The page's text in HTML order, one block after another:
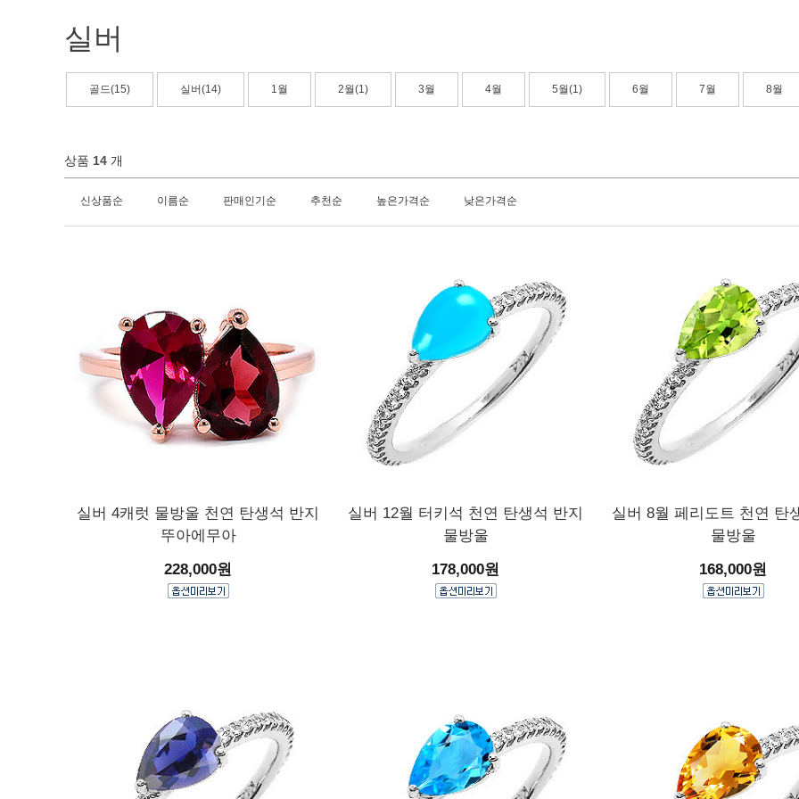
실버
골드(15) 실버(14) 1월 2월(1) 3월 4월 5월(1) 6월 7월 8월
상품 14 개
신상품순 이름순 판매인기순 추천순 높은가격순 낮은가격순
실버 4캐럿 물방울 천연 탄생석 반지
뚜아에무아
228,000원
실버 12월 터키석 천연 탄생석 반지
물방울
178,000원
실버 8월 페리도트 천연 탄
물방울
168,000원